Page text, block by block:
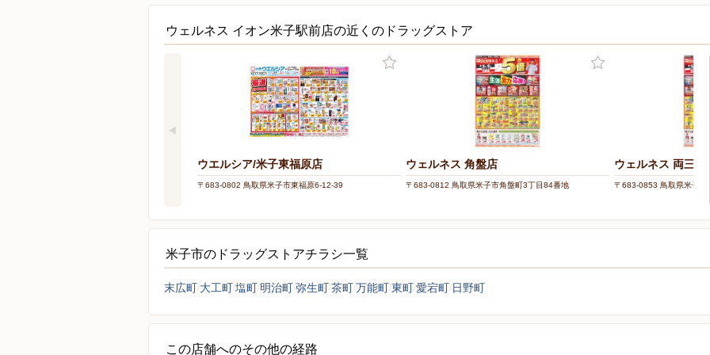
ウェルネス イオン米子駅前店の近くのドラッグストア
ウエルシア/米子東福原店
〒683-0802 鳥取県米子市東福原6-12-39
ウェルネス 角盤店
〒683-0812 鳥取県米子市角盤町3丁目84番地
ウェルネス 両三柳店
〒683-0853 鳥取県米子市
米子市のドラッグストアチラシ一覧
末広町 大工町塩町 明治町弥生町茶町万能町東町愛宕町 日野町
この店舗へのその他の経路